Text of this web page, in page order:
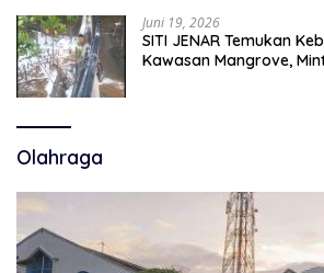
Juni 19, 2026
SITI JENAR Temukan
Kawasan Mangrove,
Olahraga